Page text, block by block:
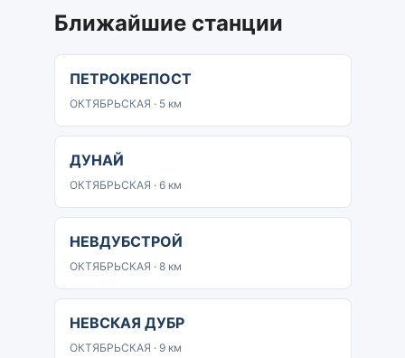
Ближайшие станции
ПЕТРОКРЕПОСТ
ОКТЯБРЬСКАЯ · 5 км
ДУНАЙ
ОКТЯБРЬСКАЯ · 6 км
НЕВДУБСТРОЙ
ОКТЯБРЬСКАЯ · 8 км
НЕВСКАЯ ДУБР
ОКТЯБРЬСКАЯ · 9 км